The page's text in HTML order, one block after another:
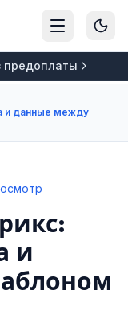
предоплаты
и данные между
и